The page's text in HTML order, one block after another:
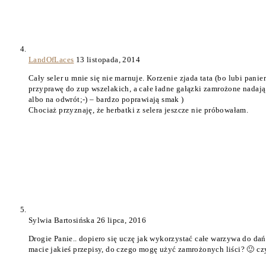
LandOfLaces 13 listopada, 2014
Cały seler u mnie się nie marnuje. Korzenie zjada tata (bo lubi
przyprawę do zup wszelakich, a całe ładne gałązki zamrożone
albo na odwrót;-) – bardzo poprawiają smak )
Chociaż przyznaję, że herbatki z selera jeszcze nie próbowałam.
Sylwia Bartosińska 26 lipca, 2016
Drogie Panie.. dopiero się uczę jak wykorzystać całe warzywa do
macie jakieś przepisy, do czego mogę użyć zamrożonych liści? 🙂